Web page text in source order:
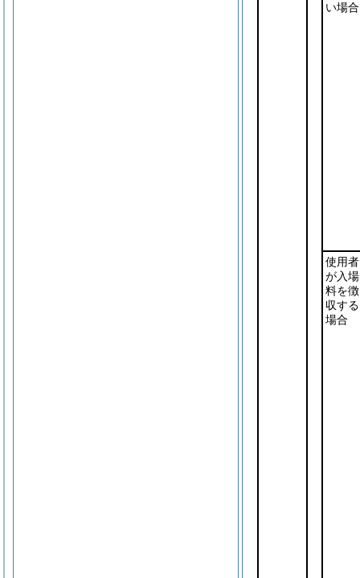
い場合
使用者
が入場
料を徴
収する
場合